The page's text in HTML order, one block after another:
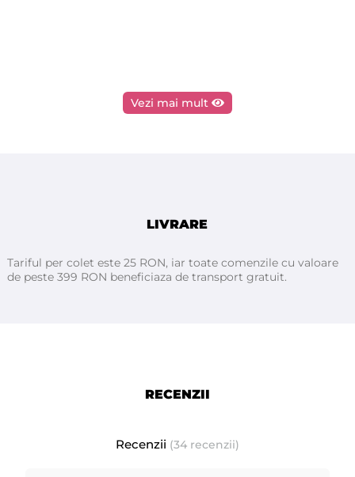
Vezi mai mult
LIVRARE
Tariful per colet este 25 RON, iar toate comenzile cu valoare
de peste 399 RON beneficiaza de transport gratuit.
RECENZII
Recenzii (34 recenzii)